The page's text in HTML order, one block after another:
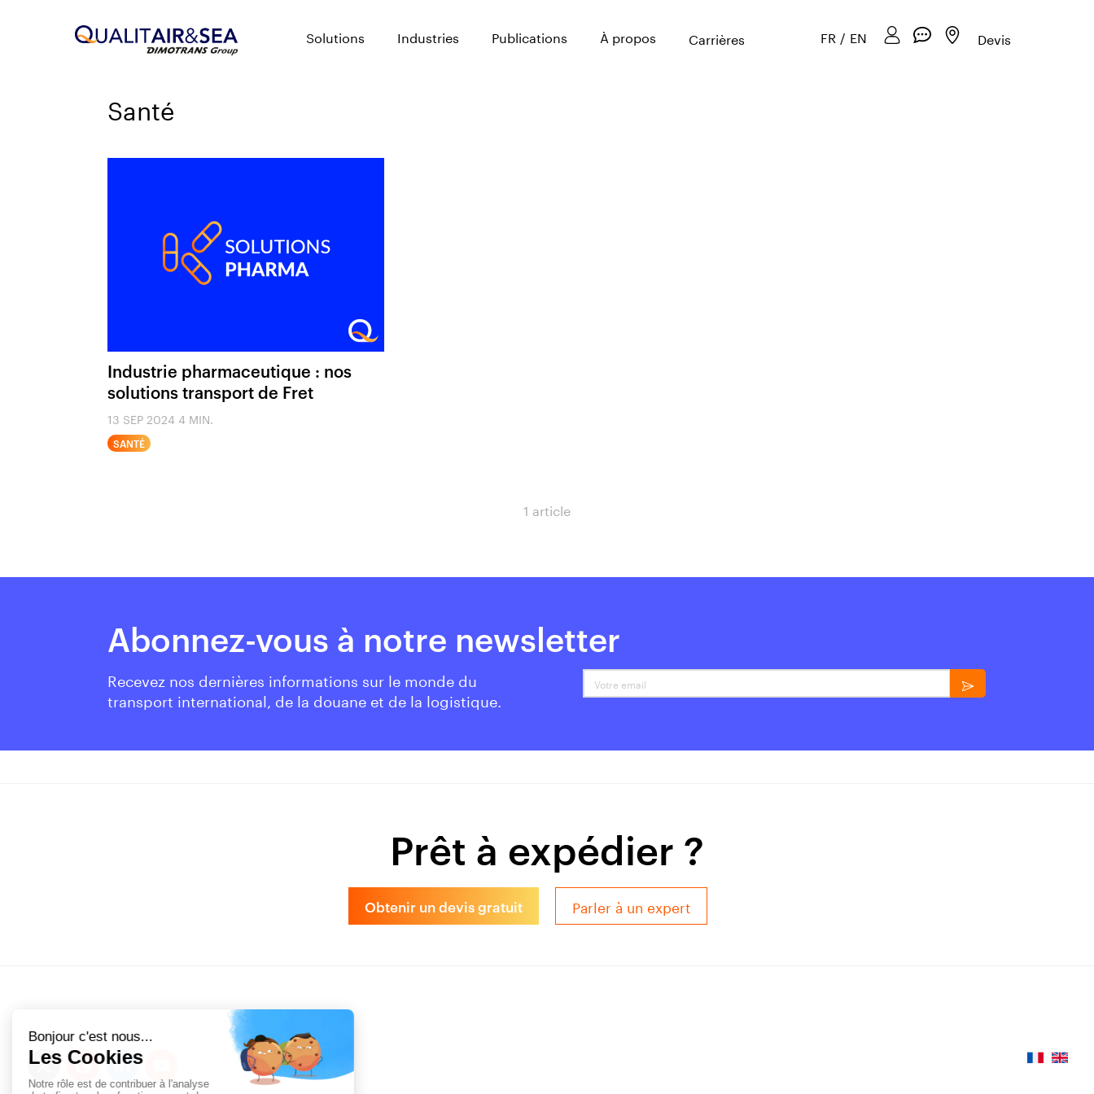
Solutions Industries Publications À propos Carrières FR / EN Devis
Santé
Industrie pharmaceutique : nos
solutions transport de Fret
13 SEP 2024 4 MIN.
SANTÉ
1 article
Abonnez-vous à notre newsletter
Recevez nos dernières informations sur le monde du
transport international, de la douane et de la logistique.
Votre email
Prêt à expédier ?
Obtenir un devis gratuit Parler à un expert